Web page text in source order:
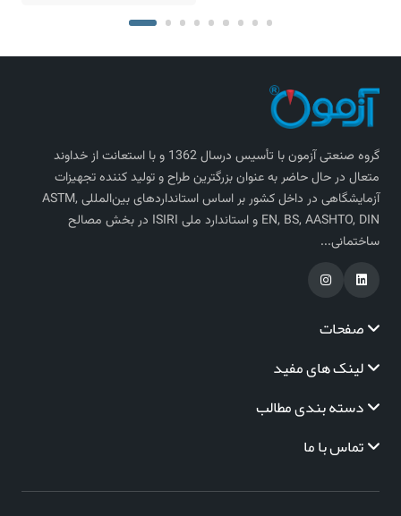
گروه صنعتی آزمون با تأسیس درسال 1362 و با استعانت از خداوند
متعال در حال حاضر به عنوان بزرگترین طراح و تولید کننده تجهیزات
آزمایشگاهی در داخل کشور بر اساس استاندارد‌های بین‌المللی ASTM,
EN, BS, AASHTO, DIN و استاندارد ملی ISIRI در بخش مصالح
ساختمانی...
صفحات
لینک های مفید
دسته بندی مطالب
تماس با ما